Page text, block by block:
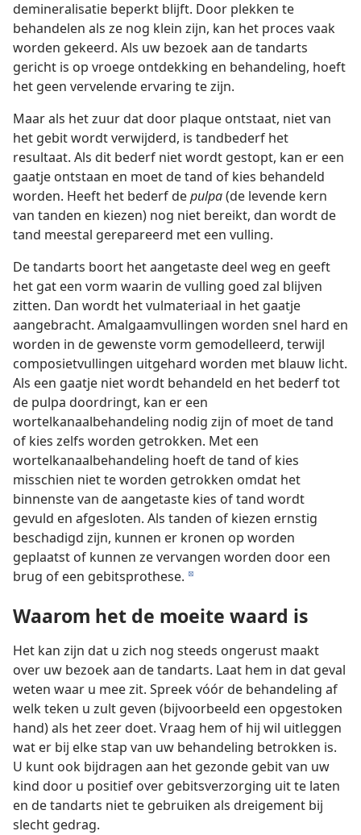
demineralisatie beperkt blijft. Door plekken te
behandelen als ze nog klein zijn, kan het proces vaak
worden gekeerd. Als uw bezoek aan de tandarts
gericht is op vroege ontdekking en behandeling, hoeft
het geen vervelende ervaring te zijn.
Maar als het zuur dat door plaque ontstaat, niet van
het gebit wordt verwijderd, is tandbederf het
resultaat. Als dit bederf niet wordt gestopt, kan er een
gaatje ontstaan en moet de tand of kies behandeld
worden. Heeft het bederf depulpa(de levende kern
van tanden en kiezen) nog niet bereikt, dan wordt de
tand meestal gerepareerd met een vulling.
De tandarts boort het aangetaste deel weg en geeft
het gat een vorm waarin de vulling goed zal blijven
zitten. Dan wordt het vulmateriaal in het gaatje
aangebracht. Amalgaamvullingen worden snel hard en
worden in de gewenste vorm gemodelleerd, terwijl
composietvullingen uitgehard worden met blauw licht.
Als een gaatje niet wordt behandeld en het bederf tot
de pulpa doordringt, kan er een
wortelkanaalbehandeling nodig zijn of moet de tand
of kies zelfs worden getrokken. Met een
wortelkanaalbehandeling hoeft de tand of kies
misschien niet te worden getrokken omdat het
binnenste van de aangetaste kies of tand wordt
gevuld en afgesloten. Als tanden of kiezen ernstig
beschadigd zijn, kunnen er kronen op worden
geplaatst of kunnen ze vervangen worden door een
brug of een gebitsprothese. d
Waarom het de moeite waard is
Het kan zijn dat u zich nog steeds ongerust maakt
over uw bezoek aan de tandarts. Laat hem in dat geval
weten waar u mee zit. Spreek vóór de behandeling af
welk teken u zult geven (bijvoorbeeld een opgestoken
hand) als het zeer doet. Vraag hem of hij wil uitleggen
wat er bij elke stap van uw behandeling betrokken is.
U kunt ook bijdragen aan het gezonde gebit van uw
kind door u positief over gebitsverzorging uit te laten
en de tandarts niet te gebruiken als dreigement bij
slecht gedrag.